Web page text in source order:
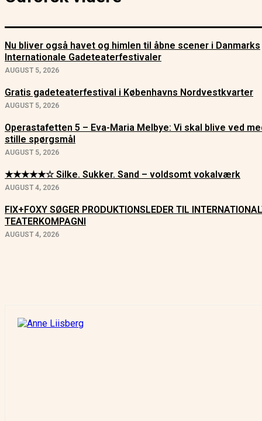
Nu bliver også havet og himlen til åbne scener i Danmarks
Internationale Gadeteaterfestivaler
AUGUST 5, 2026
Gratis gadeteaterfestival i Københavns Nordvestkvarter
AUGUST 5, 2026
Operastafetten 5 – Eva-Maria Melbye: Vi skal blive ved
stille spørgsmål
AUGUST 5, 2026
★★★★★☆ Silke. Sukker. Sand – voldsomt vokalværk
AUGUST 4, 2026
FIX+FOXY SØGER PRODUKTIONSLEDER TIL
TEATERKOMPAGNI
AUGUST 4, 2026